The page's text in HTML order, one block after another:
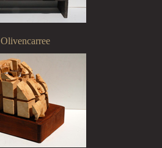
Olivencarree